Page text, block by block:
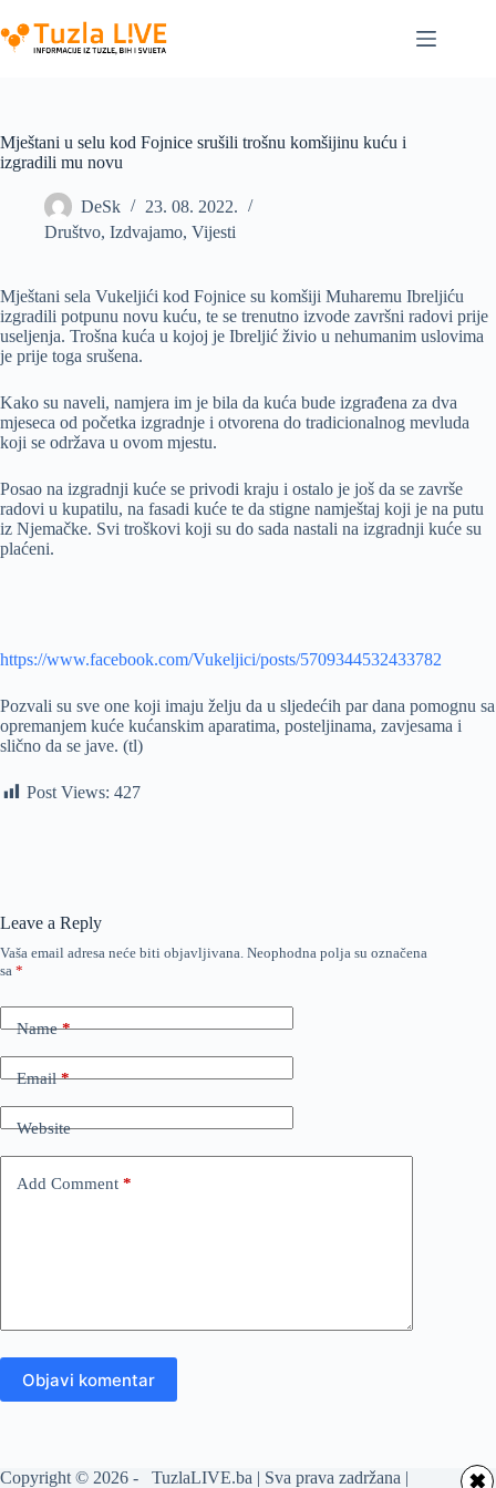
to
content
Mještani u selu kod Fojnice srušili trošnu komšijinu kuću i
izgradili mu novu
DeSk
23. 08. 2022.
Društvo, Izdvajamo, Vijesti
Mještani sela Vukeljići kod Fojnice su komšiji Muharemu Ibreljiću
izgradili potpunu novu kuću, te se trenutno izvode završni radovi prije
useljenja. Trošna kuća u kojoj je Ibreljić živio u nehumanim uslovima
je prije toga srušena.
Kako su naveli, namjera im je bila da kuća bude izgrađena za dva
mjeseca od početka izgradnje i otvorena do tradicionalnog mevluda
koji se održava u ovom mjestu.
Posao na izgradnji kuće se privodi kraju i ostalo je još da se završe
radovi u kupatilu, na fasadi kuće te da stigne namještaj koji je na putu
iz Njemačke. Svi troškovi koji su do sada nastali na izgradnji kuće su
plaćeni.
https://www.facebook.com/Vukeljici/posts/5709344532433782
Pozvali su sve one koji imaju želju da u sljedećih par dana pomognu sa
opremanjem kuće kućanskim aparatima, posteljinama, zavjesama i
slično da se jave. (tl)
Post Views: 427
Leave a Reply
Vaša email adresa neće biti objavljivana. Neophodna polja su označena
sa *
Name*
Email*
Website
Add Comment *
Objavi komentar
Copyright © 2026 - TuzlaLIVE.ba | Sva prava zadržana | ✖